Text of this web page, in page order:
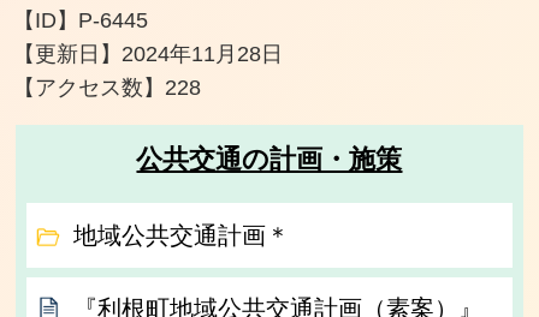
【ID】 P-6445
【更新日】 2024年11月28日
【アクセス数】 228
公共交通の計画・施策
地域公共交通計画＊
『利根町地域公共交通計画（素案）』